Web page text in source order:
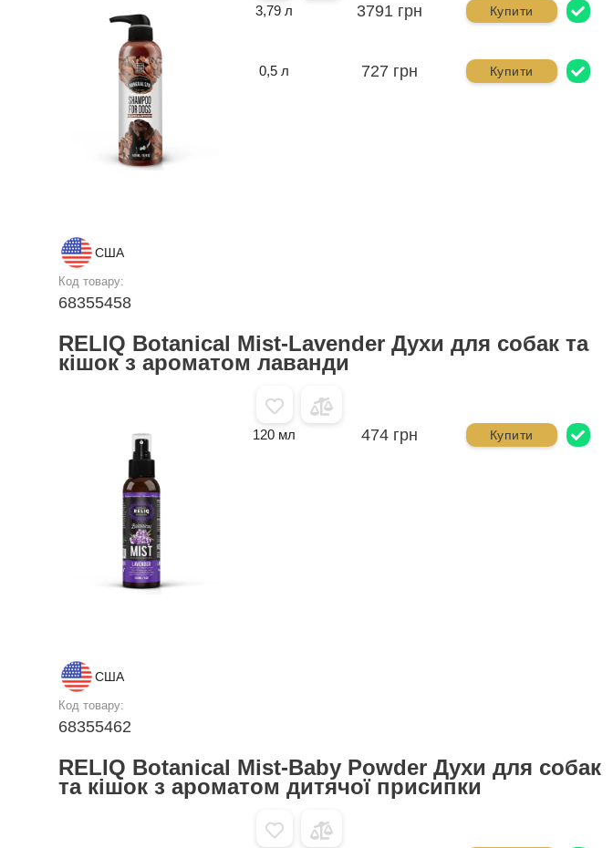
США
Код товару:
68355458
3,79 л 3791 грн Купити
0,5 л 727 грн Купити
RELIQ Botanical Mist-Lavender Духи для собак та
кішок з ароматом лаванди
США
Код товару:
68355462
120 мл 474 грн Купити
RELIQ Botanical Mist-Baby Powder Духи для собак
та кішок з ароматом дитячої присипки